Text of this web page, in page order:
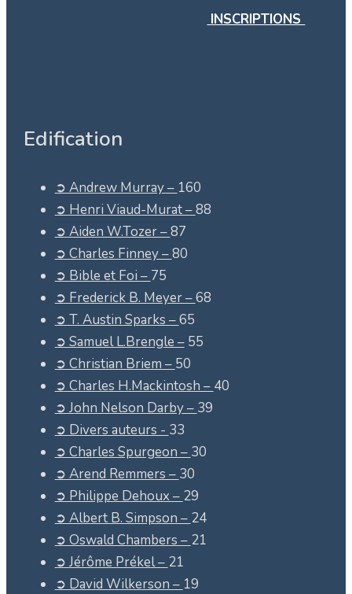
INSCRIPTIONS
Edification
➲ Andrew Murray – 160
➲ Henri Viaud-Murat –88
➲ Aiden W.Tozer –87
➲ Charles Finney –80
➲ Bible et Foi – 75
➲ Frederick B. Meyer –68
➲ T. Austin Sparks –65
➲ Samuel L.Brengle – 55
➲ Christian Briem – 50
➲ Charles H.Mackintosh – 40
➲ John Nelson Darby – 39
➲ Divers auteurs - 33
➲ Charles Spurgeon – 30
➲ Arend Remmers – 30
➲ Philippe Dehoux – 29
➲ Albert B. Simpson – 24
➲ Oswald Chambers – 21
➲ Jérôme Prékel – 21
➲ David Wilkerson – 19